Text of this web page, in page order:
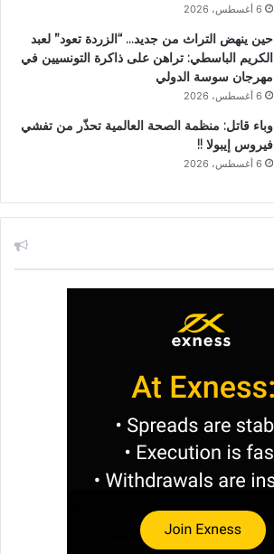
6 أغسطس، 2026
حين ينهض التراث من جديد… “الزردة تعود” لعبد
الكريم الباسطي: تراهن على ذاكرة التونسيين في
مهرجان سوسة الدولي
6 أغسطس، 2026
وباء قاتل: منظمة الصحة العالمية تحذّر من تفشي
فيروس إيبولا !!
6 أغسطس، 2026